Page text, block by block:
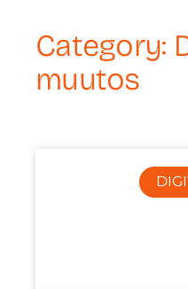
Category:
muutos